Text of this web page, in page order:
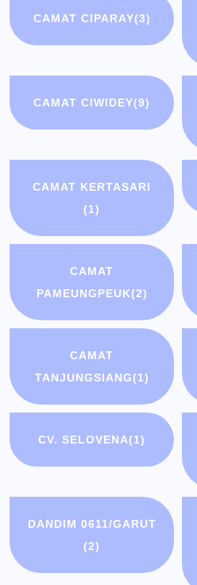
CAMAT CIPARAY(3)
CAMAT CIWIDEY(9)
CAMAT KERTASARI
(1)
CAMAT
PAMEUNGPEUK(2)
CAMAT
TANJUNGSIANG(1)
CV. SELOVENA(1)
DANDIM 0611/GARUT
(2)